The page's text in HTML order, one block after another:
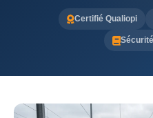
Certifié Qualiopi